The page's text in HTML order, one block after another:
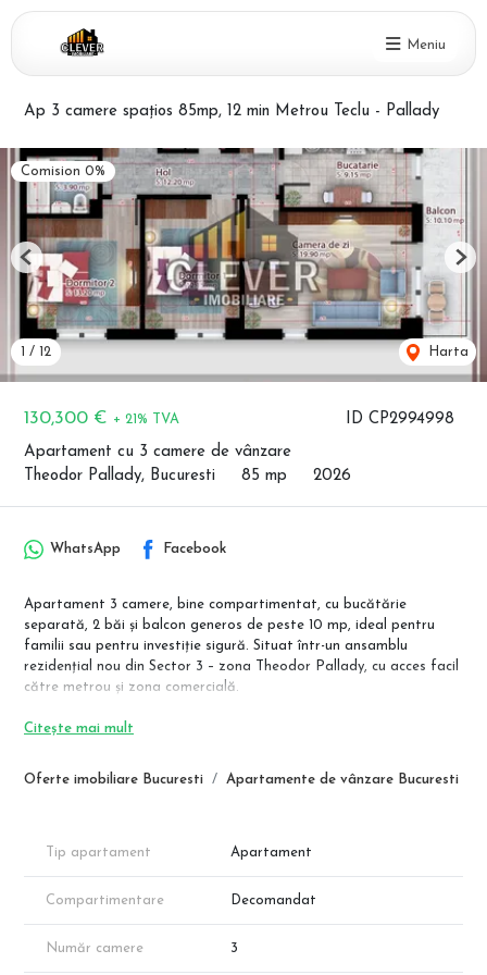
Meniu
Ap 3 camere spațios 85mp, 12 min Metrou Teclu - Pallady
ID CP2994998
130,300 € + 21% TVA
Apartament cu 3 camere de vânzare
Theodor Pallady, Bucuresti
85 mp 2026
Comision 0%
1 / 12 Harta
Previous
Oferte imobiliare Bucuresti Apartamente de vânzare Bucuresti
WhatsApp Facebook
Apartament 3 camere, bine compartimentat, cu bucătărie
separată, 2 băi și balcon generos de peste 10 mp, ideal pentru
familii sau pentru investiție sigură. Situat într-un ansamblu
rezidențial nou din Sector 3 – zona Theodor Pallady, cu acces facil
către metrou și zona comercială.
Apartamentele se predau la cheie, cu băi complet utilate, iar
📍 Stația de metrou Nicolae Teclu – aproximativ 12 minute de mers
📐 Compartimentare & suprafețe (conform schiței)
Suprafață utilă: 74,85 mp
Suprafață totală: 84,95 mp
Compartimentare:
Citește mai mult
Tip apartament Apartament
Compartimentare Decomandat
Număr camere 3